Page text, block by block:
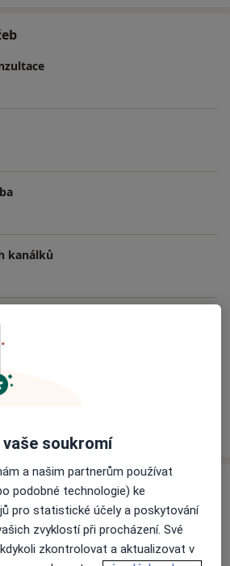
kanálků
Plzeň 3,Plzeň301 00
soukromí
a našim partnerům používat
podobné technologie) ke
pro statistické účely a poskytování
zvyklostí při procházení. Své
zkontrolovat a aktualizovat v